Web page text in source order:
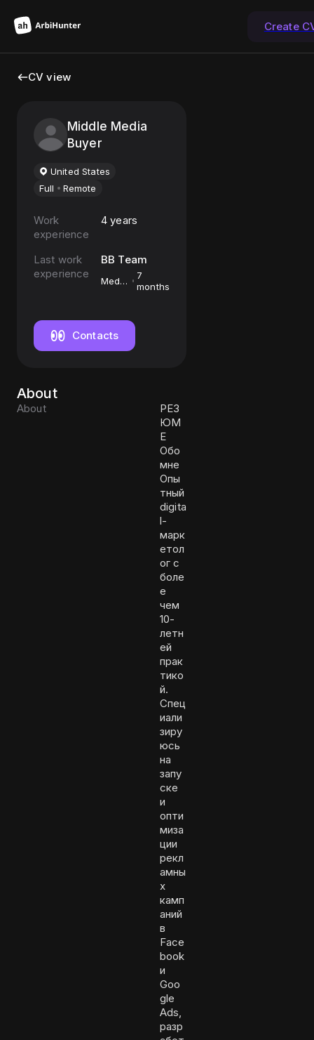
Create
CV view
Middle Media
Buyer
United States
Full
Remote
Work
experience
4 years
Last work
experience
BB Team
Media
7
months
Contacts
About
About
РЕЗ
ЮМ
Е
Обо
мне
Опы
тный
digita
l-
марк
етол
ог с
боле
е
чем
10-
летн
ей
прак
тико
й.
Спец
иали
зиру
юсь
на
запу
ске
и
опти
миза
ции
рекл
амны
х
камп
аний
в
Face
book
и
Goo
gle
Ads,
разр